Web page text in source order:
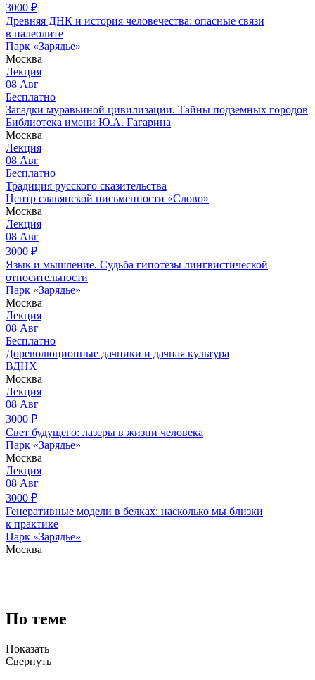
3000 ₽
Древняя ДНК и история человечества: опасные связи
в палеолите
Парк «Зарядье»
Москва
Лекция
08 Авг
Бесплатно
Загадки муравьиной цивилизации. Тайны подземных городов
Библиотека имени Ю.А. Гагарина
Москва
Лекция
08 Авг
Бесплатно
Традиция русского сказительства
Центр славянской письменности «Слово»
Москва
Лекция
08 Авг
3000 ₽
Язык и мышление. Судьба гипотезы лингвистической
относительности
Парк «Зарядье»
Москва
Лекция
08 Авг
Бесплатно
Дореволюционные дачники и дачная культура
ВДНХ
Москва
Лекция
08 Авг
3000 ₽
Свет будущего: лазеры в жизни человека
Парк «Зарядье»
Москва
Лекция
08 Авг
3000 ₽
Генеративные модели в белках: насколько мы близки
к практике
Парк «Зарядье»
Москва
По теме
Показать
Свернуть